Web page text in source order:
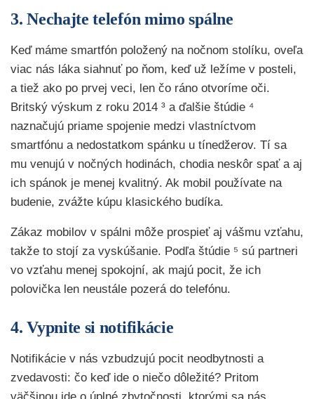
3. Nechajte telefón mimo spálne
Keď máme smartfón položený na nočnom stolíku, oveľa
viac nás láka siahnuť po ňom, keď už ležíme v posteli,
a tiež ako po prvej veci, len čo ráno otvoríme oči.
Britský výskum z roku 2014 ³ a ďalšie štúdie ⁴
naznačujú priame spojenie medzi vlastníctvom
smartfónu a nedostatkom spánku u tínedžerov. Tí sa
mu venujú v nočných hodinách, chodia neskôr spať a aj
ich spánok je menej kvalitný. Ak mobil používate na
budenie, zvážte kúpu klasického budíka.
Zákaz mobilov v spálni môže prospieť aj vášmu vzťahu,
takže to stojí za vyskúšanie. Podľa štúdie ⁵ sú partneri
vo vzťahu menej spokojní, ak majú pocit, že ich
polovička len neustále pozerá do telefónu.
4. Vypnite si notifikácie
Notifikácie v nás vzbudzujú pocit neodbytnosti a
zvedavosti: čo keď ide o niečo dôležité? Pritom
väčšinou ide o úplné zbytočnosti, ktorými sa nás